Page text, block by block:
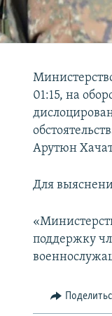
01:15, на
Арутюн
Для
поддержку